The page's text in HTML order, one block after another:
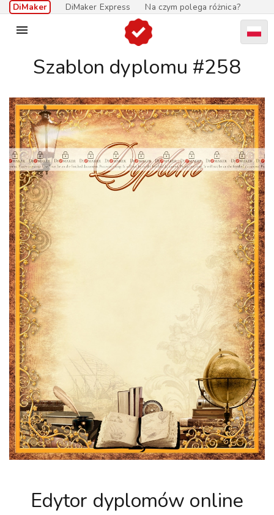
DiMaker DiMaker Express Na czym polega różnica?

Szablon dyplomu #258
Edytor dyplomów online